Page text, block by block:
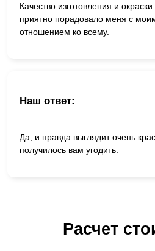
Качество изготовления и
приятно порадовало меня с
отношением ко всему.
Наш ответ:
Да, и правда выглядит очень
получилось вам угодить.
Расчет